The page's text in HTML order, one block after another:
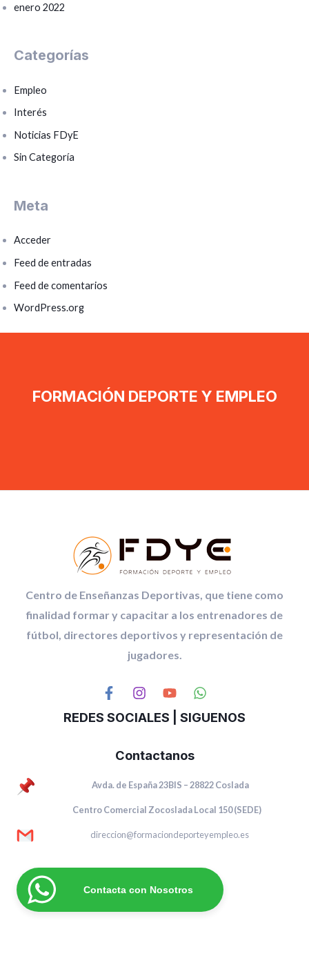
enero 2022
Categorías
Empleo
Interés
Noticias FDyE
Sin Categoría
Meta
Acceder
Feed de entradas
Feed de comentarios
WordPress.org
FORMACIÓN DEPORTE Y EMPLEO
Centro de Enseñanzas Deportivas, que tiene como
finalidad formar y capacitar a los entrenadores de
fútbol, directores deportivos y representación de
jugadores.
REDES SOCIALES | SIGUENOS
Contactanos
Avda. de España 23BIS – 28822 Coslada
Centro Comercial Zocoslada Local 150 (SEDE)
direccion@formaciondeporteyempleo.es
Contacta con Nosotros